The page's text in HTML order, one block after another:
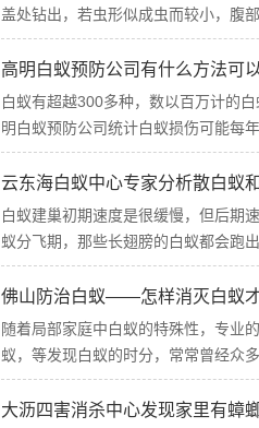
盖处钻出，若虫形似成虫而较小，腹
高明白蚁预防公司有什么方法可
白蚁有超越300多种，数以百万计的
明白蚁预防公司统计白蚁损伤可能每年
云东海白蚁中心专家分析散白蚁
白蚁建巢初期速度是很缓慢，但后期
蚁分飞期，那些长翅膀的白蚁都会跑出
佛山防治白蚁——怎样消灭白蚁
随着局部家庭中白蚁的特殊性，专业
蚁，等发现白蚁的时分，常常曾经众多
大沥四害消杀中心发现家里有蟑